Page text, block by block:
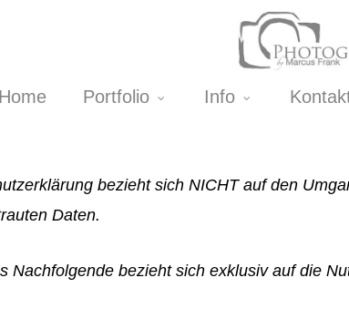
Home Portfolio Info
bezieht sich NICHT auf den
Daten.
Nachfolgende bezieht sich exklusiv auf die